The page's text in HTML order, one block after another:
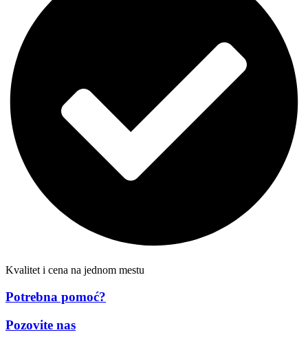
Kvalitet i cena na jednom mestu
Potrebna pomoć?
Pozovite nas